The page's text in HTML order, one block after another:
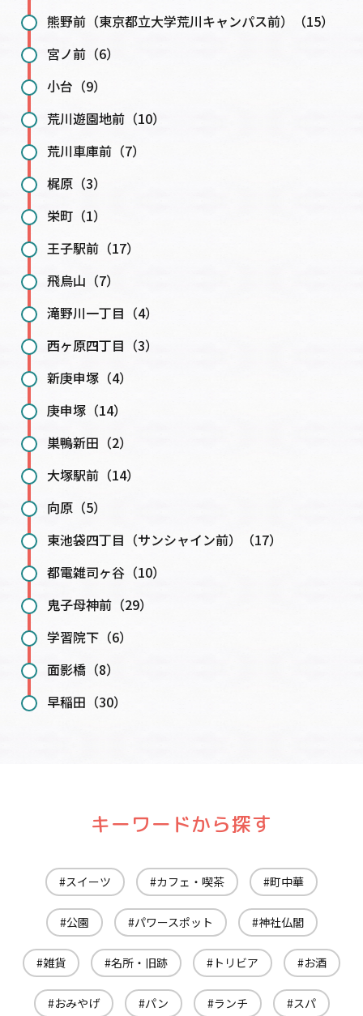
熊野前（東京都立大学荒川キャンパス前）（15）
宮ノ前（6）
小台（9）
荒川遊園地前（10）
荒川車庫前（7）
梶原（3）
栄町（1）
王子駅前（17）
飛鳥山（7）
滝野川一丁目（4）
西ヶ原四丁目（3）
新庚申塚（4）
庚申塚（14）
巣鴨新田（2）
大塚駅前（14）
向原（5）
東池袋四丁目（サンシャイン前）（17）
都電雑司ヶ谷（10）
鬼子母神前（29）
学習院下（6）
面影橋（8）
早稲田（30）
キーワードから探す
スイーツ カフェ・喫茶 町中華
公園 パワースポット 神社仏閣
雑貨 名所・旧跡 トリビア お酒
おみやげ パン ランチ スパ